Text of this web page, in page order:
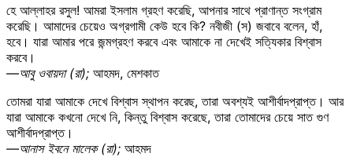
হে আল্লাহর রসুল! আমরা ইসলাম গ্রহণ করেছি, আপনার সাথে প্রাণান্ত সংগ্রাম
করেছি। আমাদের চেয়েও অগ্রগামী কেউ হবে কি? নবীজী (স) জবাবে বলেন, হাঁ,
হবে। যারা আমার পরে জন্মগ্রহণ করবে এবং আমাকে না দেখেই সত্যিকার বিশ্বাস
করবে।
—আবু ওবায়দা (রা); আহমদ, মেশকাত
তোমরা যারা আমাকে দেখে বিশ্বাস স্থাপন করেছ, তারা অবশ্যই আশীর্বাদপ্রাপ্ত। আর
যারা আমাকে কখনো দেখে নি, কিন্তু বিশ্বাস করেছে, তারা তোমাদের চেয়ে সাত গুণ
আশীর্বাদপ্রাপ্ত।
—আনাস ইবনে মালেক (রা); আহমদ